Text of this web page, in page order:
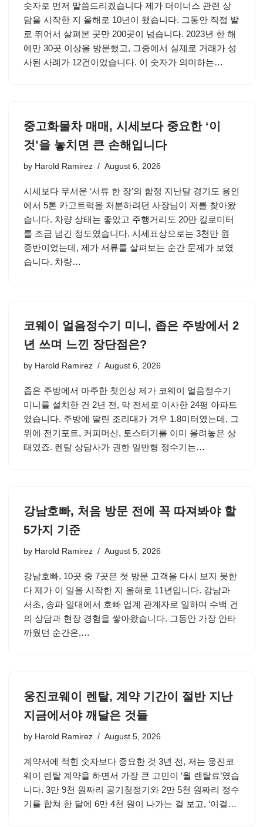
숫자로 먼저 말씀드리겠습니다 제가 더이너스 관련 상
담을 시작한 지 올해로 10년이 됐습니다. 그동안 직접 발
로 뛰어서 살펴본 곳만 200곳이 넘습니다. 2023년 한 해
에만 30곳 이상을 방문했고, 그중에서 실제로 거래가 성
사된 사례가 12건이었습니다. 이 숫자가 의미하는…
중고화물차 매매, 시세보다 중요한 ‘이
것’을 놓치면 큰 손해입니다
by Harold Ramirez August 6, 2026
시세보다 무서운 ‘서류 한 장’의 함정 지난달 경기도 용인
에서 5톤 카고트럭을 처분하려던 사장님이 저를 찾아왔
습니다. 차량 상태는 좋았고 주행거리도 20만 킬로미터
를 조금 넘긴 정도였습니다. 시세표상으로는 3천만 원
중반이었는데, 제가 서류를 살펴보는 순간 문제가 보였
습니다. 차량…
코웨이 얼음정수기 미니, 좁은 주방에서 2
년 쓰며 느낀 장단점은?
by Harold Ramirez August 6, 2026
좁은 주방에서 마주한 첫인상 제가 코웨이 얼음정수기
미니를 설치한 건 2년 전, 막 전세로 이사한 24평 아파트
였습니다. 주방에 딸린 조리대가 겨우 1.8미터였는데, 그
위에 전기포트, 커피머신, 토스터기를 이미 올려놓은 상
태였죠. 렌탈 상담사가 권한 일반형 정수기는…
강남호빠, 처음 방문 전에 꼭 따져봐야 할
5가지 기준
by Harold Ramirez August 5, 2026
강남호빠, 10곳 중 7곳은 첫 방문 고객을 다시 보지 못한
다 제가 이 일을 시작한 지 올해로 11년입니다. 강남과
서초, 송파 일대에서 호빠 업계 관계자로 일하며 수백 건
의 상담과 현장 경험을 쌓아왔습니다. 그동안 가장 안타
까웠던 순간은,…
웅진코웨이 렌탈, 계약 기간이 절반 지난
지금에서야 깨달은 것들
by Harold Ramirez August 5, 2026
계약서에 적힌 숫자보다 중요한 것 3년 전, 저는 웅진코
웨이 렌탈 계약을 하면서 가장 큰 고민이 ‘월 렌탈료’였습
니다. 3만 9천 원짜리 공기청정기와 2만 5천 원짜리 정수
기를 합쳐 한 달에 6만 4천 원이 나가는 걸 보고, ‘이걸…